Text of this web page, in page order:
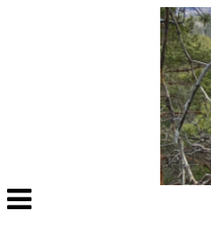
Veksle
navigasjon